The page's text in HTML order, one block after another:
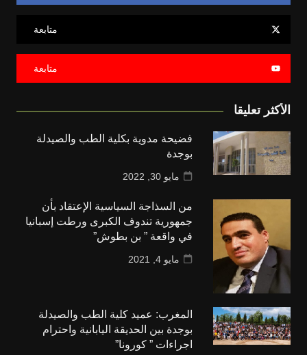
متابعة
متابعة
الأكثر تعليقا
فضيحة مدوية بكلية الطب والصيدلة
بوجدة
مايو 30, 2022
من السذاجة السياسية الإعتقاد بأن
جمهورية تندوف الكبرى ورطت إسبانيا
في واقعة ” بن بطوش”
مايو 4, 2021
المغرب: عميد كلية الطب والصيدلة
بوجدة بين الحديقة اليابانية واحترام
اجراءات ” كورونا”